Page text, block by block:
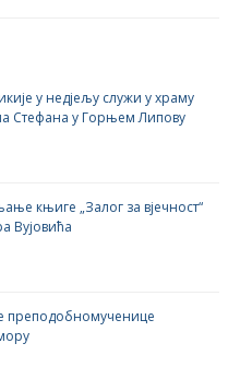
у недјељу служи у храму
Стефана у Горњем Липову
књиге „Залог за вјечност“
Вујовића
преподобномученице